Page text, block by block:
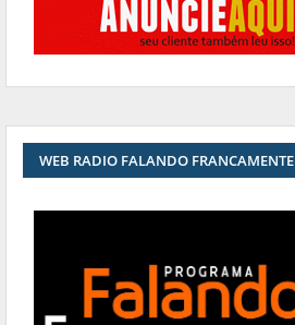
WEB RADIO FALANDO FRANCAMENTE